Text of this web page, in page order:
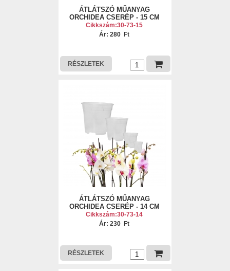
ÁTLÁTSZÓ MŰANYAG
ORCHIDEA CSERÉP - 15 CM
Cikkszám:30-73-15
Ár: 280 Ft
RÉSZLETEK
ÁTLÁTSZÓ MŰANYAG
ORCHIDEA CSERÉP - 14 CM
Cikkszám:30-73-14
Ár: 230 Ft
RÉSZLETEK